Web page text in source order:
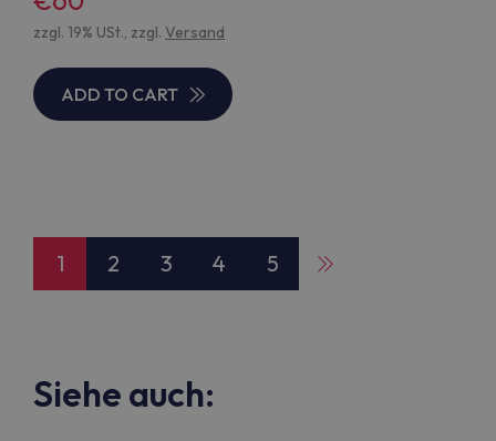
zzgl. 19% USt., zzgl. Versand
ADD TO CART
1 2 3 4 5
Siehe auch: